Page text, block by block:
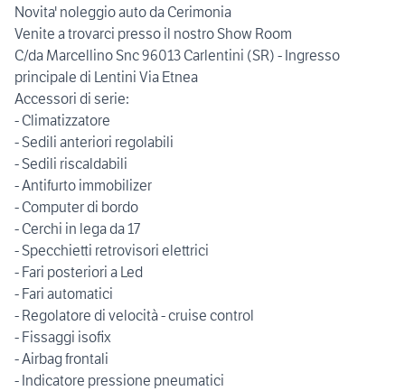
Novita' noleggio auto da Cerimonia
Venite a trovarci presso il nostro Show Room
C/da Marcellino Snc 96013 Carlentini (SR) - Ingresso
principale di Lentini Via Etnea
Accessori di serie:
- Climatizzatore
- Sedili anteriori regolabili
- Sedili riscaldabili
- Antifurto immobilizer
- Computer di bordo
- Cerchi in lega da 17
- Specchietti retrovisori elettrici
- Fari posteriori a Led
- Fari automatici
- Regolatore di velocità - cruise control
- Fissaggi isofix
- Airbag frontali
- Indicatore pressione pneumatici